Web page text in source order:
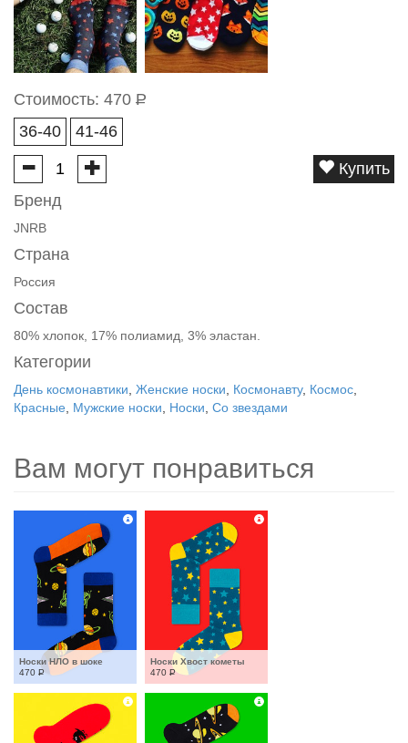
Стоимость: 470 Р
36-40
41-46
Купить
Бренд
JNRB
Страна
Россия
Состав
80% хлопок, 17% полиамид, 3% эластан.
Категории
День космонавтики Женские носки Космонавту, Космос
Красные
Мужские носки Носки Со звездами
Вам могут понравиться
Носки НЛО в шоке
470 Р
Носки Хвост кометы
470 Р